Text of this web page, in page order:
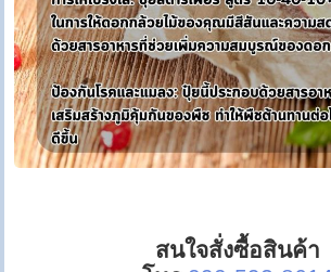
สนใจสั่งซื้อสินค้า